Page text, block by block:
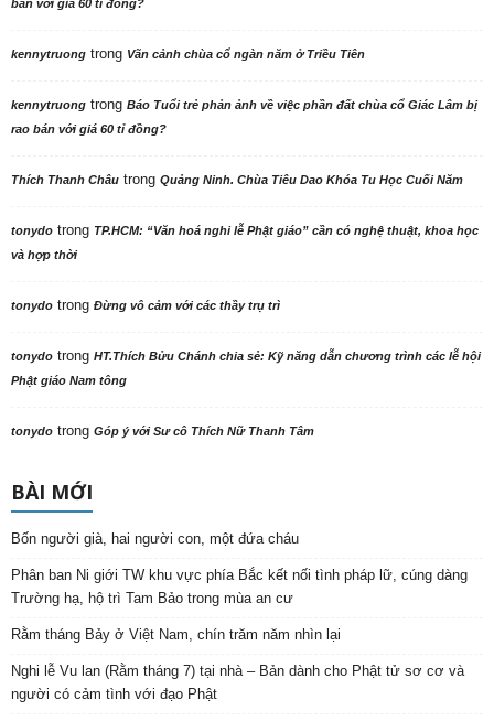
bán với giá 60 tỉ đồng?
kennytruong trong Vãn cảnh chùa cổ ngàn năm ở Triều Tiên
kennytruong trong Báo Tuổi trẻ phản ảnh về việc phần đất chùa cổ Giác Lâm bị
rao bán với giá 60 tỉ đồng?
Thích Thanh Châu trong Quảng Ninh. Chùa Tiêu Dao Khóa Tu Học Cuối Năm
tonydo trong TP.HCM: “Văn hoá nghi lễ Phật giáo” cần có nghệ thuật, khoa học
và hợp thời
tonydo trong Đừng vô cảm với các thầy trụ trì
tonydo trong HT.Thích Bửu Chánh chia sẻ: Kỹ năng dẫn chương trình các lễ hội
Phật giáo Nam tông
tonydo trong Góp ý với Sư cô Thích Nữ Thanh Tâm
BÀI MỚI
Bốn người già, hai người con, một đứa cháu
Phân ban Ni giới TW khu vực phía Bắc kết nối tình pháp lữ, cúng dàng
Trường hạ, hộ trì Tam Bảo trong mùa an cư
Rằm tháng Bảy ở Việt Nam, chín trăm năm nhìn lại
Nghi lễ Vu lan (Rằm tháng 7) tại nhà – Bản dành cho Phật tử sơ cơ và
người có cảm tình với đạo Phật